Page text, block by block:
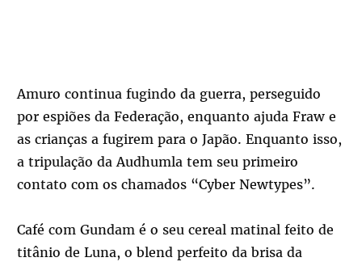
Amuro continua fugindo da guerra, perseguido
por espiões da Federação, enquanto ajuda Fraw e
as crianças a fugirem para o Japão. Enquanto isso,
a tripulação da Audhumla tem seu primeiro
contato com os chamados “Cyber Newtypes”.
Café com Gundam é o seu cereal matinal feito de
titânio de Luna, o blend perfeito da brisa da